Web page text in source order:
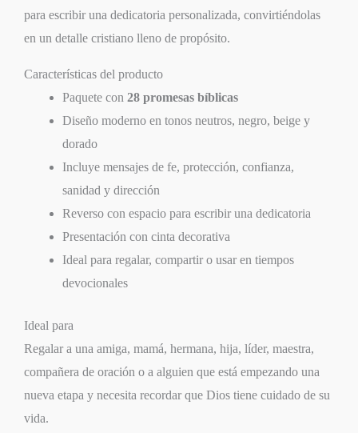
para escribir una dedicatoria personalizada, convirtiéndolas
en un detalle cristiano lleno de propósito.
Características del producto
Paquete con 28 promesas bíblicas
Diseño moderno en tonos neutros, negro, beige y
dorado
Incluye mensajes de fe, protección, confianza,
sanidad y dirección
Reverso con espacio para escribir una dedicatoria
Presentación con cinta decorativa
Ideal para regalar, compartir o usar en tiempos
devocionales
Ideal para
Regalar a una amiga, mamá, hermana, hija, líder, maestra,
compañera de oración o a alguien que está empezando una
nueva etapa y necesita recordar que Dios tiene cuidado de su
vida.